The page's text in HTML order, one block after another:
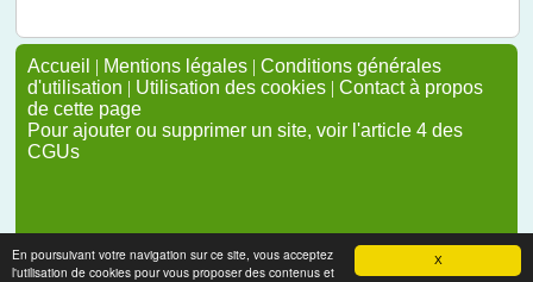
X
En poursuivant votre navigation sur ce site, vous acceptez
l'utilisation de cookies pour vous proposer des contenus et
Accueil | Mentions légales | Conditions générales
d'utilisation | Utilisation des cookies | Contact à propos
de cette page
Pour ajouter ou supprimer un site, voir l'article 4 des
CGUs